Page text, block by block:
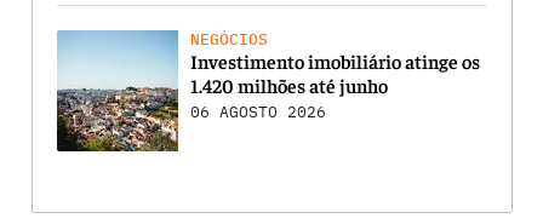
NEGÓCIOS
Investimento imobiliário atinge os
1.420 milhões até junho
06 AGOSTO 2026